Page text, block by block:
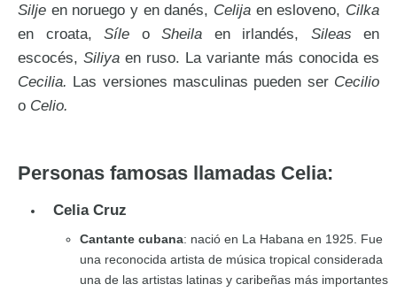
Silje en noruego y en danés, Celija en esloveno, Cilka
en croata, Síle o Sheila en irlandés, Sileas en
escocés, Siliya en ruso. La variante más conocida es
Cecilia. Las versiones masculinas pueden ser Cecilio
o Celio.
Personas famosas llamadas Celia:
Celia Cruz
Cantante cubana: nació en La Habana en 1925. Fue
una reconocida artista de música tropical considerada
una de las artistas latinas y caribeñas más importantes